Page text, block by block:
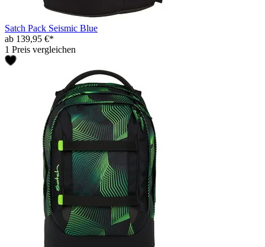
Satch Pack Seismic Blue
ab 139,95 €*
1 Preis vergleichen